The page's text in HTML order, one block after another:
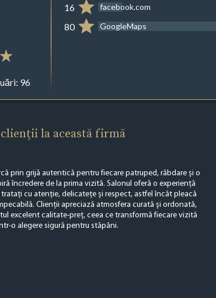
96
16 facebook.com
80 GoogleMaps
la această firmă
prin grijă autentică pentru fiecare patruped, răbdare și o
încredere de la prima vizită. Salonul oferă o experiență
cu atenție, delicatețe și respect, astfel încât pleacă
Clienții apreciază atmosfera curată și ordonată,
excelent calitate-preț, ceea ce transformă fiecare vizită
o alegere sigură pentru stăpâni.